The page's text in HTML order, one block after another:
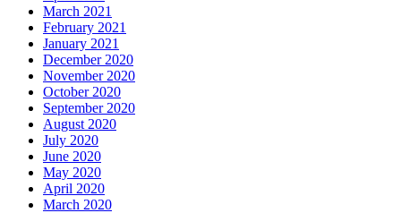
March 2021
February 2021
January 2021
December 2020
November 2020
October 2020
September 2020
August 2020
July 2020
June 2020
May 2020
April 2020
March 2020